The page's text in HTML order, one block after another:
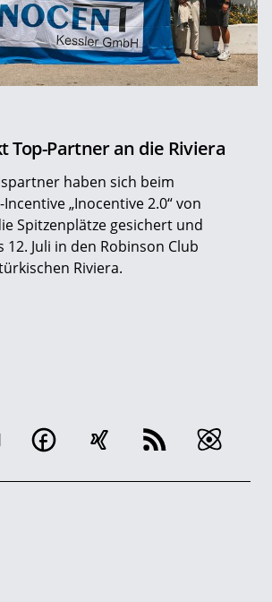
Top-Partner an die Riviera
haben sich beim
„Inocentive 2.0“ von
Spitzenplätze gesichert und
Juli in den Robinson Club
Riviera.